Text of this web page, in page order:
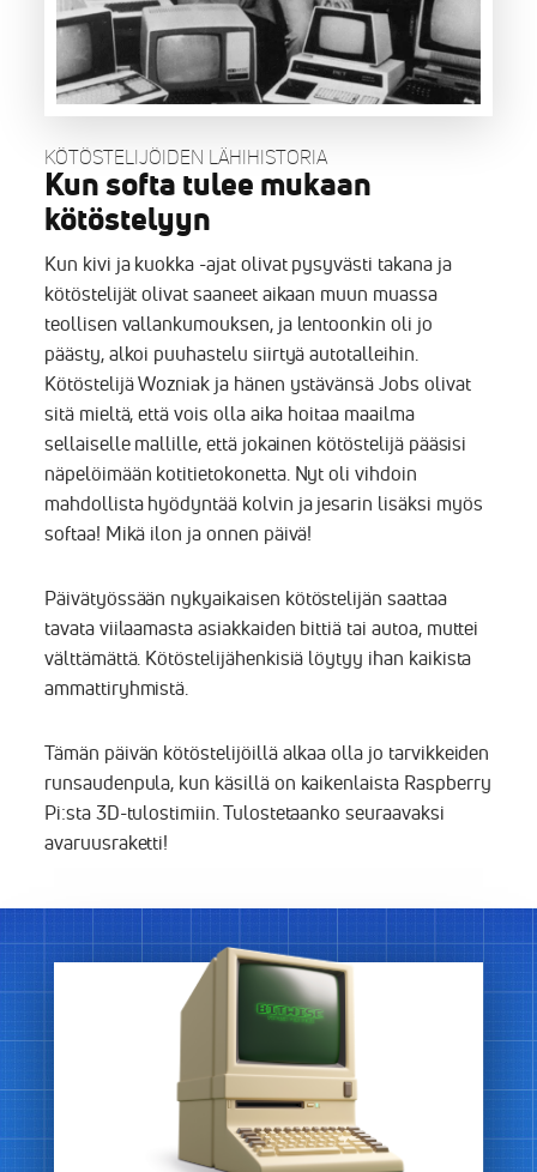
KÖTÖSTELIJÖIDEN LÄHIHISTORIA
Kun softa tulee mukaan
kötöstelyyn
Kun kivi ja kuokka -ajat olivat pysyvästi takana ja
kötöstelijät olivat saaneet aikaan muun muassa
teollisen vallankumouksen, ja lentoonkin oli jo
päästy, alkoi puuhastelu siirtyä autotalleihin.
Kötöstelijä Wozniak ja hänen ystävänsä Jobs olivat
sitä mieltä, että vois olla aika hoitaa maailma
sellaiselle mallille, että jokainen kötöstelijä pääsisi
näpelöimään kotitietokonetta. Nyt oli vihdoin
mahdollista hyödyntää kolvin ja jesarin lisäksi myös
softaa! Mikä ilon ja onnen päivä!
Päivätyössään nykyaikaisen kötöstelijän saattaa
tavata viilaamasta asiakkaiden bittiä tai autoa, muttei
välttämättä. Kötöstelijähenkisiä löytyy ihan kaikista
ammattiryhmistä.
Tämän päivän kötöstelijöillä alkaa olla jo tarvikkeiden
runsaudenpula, kun käsillä on kaikenlaista Raspberry
Pi:sta 3D-tulostimiin. Tulostetaanko seuraavaksi
avaruusraketti!